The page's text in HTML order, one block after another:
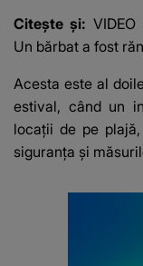
Citește și:
Un bărbat a fost
Acesta este al
estival, când un
locații de pe
siguranța și